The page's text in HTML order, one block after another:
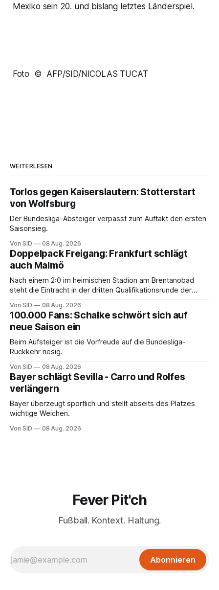
Mexiko sein 20. und bislang letztes Länderspiel.
Foto © AFP/SID/NICOLAS TUCAT
WEITERLESEN
Torlos gegen Kaiserslautern: Stotterstart
von Wolfsburg
Der Bundesliga-Absteiger verpasst zum Auftakt den ersten
Saisonsieg.
Von SID 08 Aug. 2026
Doppelpack Freigang: Frankfurt schlägt
auch Malmö
Nach einem 2:0 im heimischen Stadion am Brentanobad
steht die Eintracht in der dritten Qualifikationsrunde der
Von SID 08 Aug. 2026
100.000 Fans: Schalke schwört sich auf
neue Saison ein
Beim Aufsteiger ist die Vorfreude auf die Bundesliga-
Rückkehr riesig.
Von SID 08 Aug. 2026
Bayer schlägt Sevilla - Carro und Rolfes
verlängern
Bayer überzeugt sportlich und stellt abseits des Platzes
wichtige Weichen.
Von SID 08 Aug. 2026
Fever Pit'ch
Fußball. Kontext. Haltung.
Abonnieren